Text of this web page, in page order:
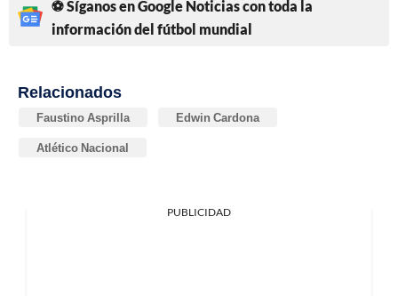
⚽ Síganos en Google Noticias con toda la
información del fútbol mundial
Relacionados
Faustino Asprilla Edwin Cardona
Atlético Nacional
PUBLICIDAD